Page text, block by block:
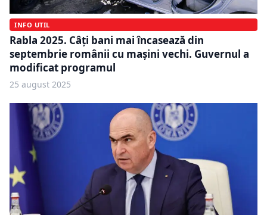
INFO UTIL
Rabla 2025. Câți bani mai încasează din
septembrie românii cu mașini vechi. Guvernul a
modificat programul
25 august 2025